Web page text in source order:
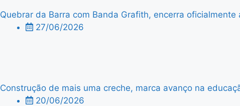
Quebrar da Barra com Banda Grafith, encerra oficialmente
27/06/2026
Construção de mais uma creche, marca avanço na
20/06/2026